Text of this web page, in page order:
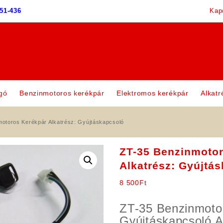
436
Benzinmotoros kerékpár Elektromos kerékpár
Kerékpár Alkatrész: Gyújtáskapcsoló
ZT-35
Alkatrész:
8 500Ft
ZT-35